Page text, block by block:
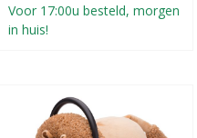
Voor 17:00u besteld, morgen
in huis!